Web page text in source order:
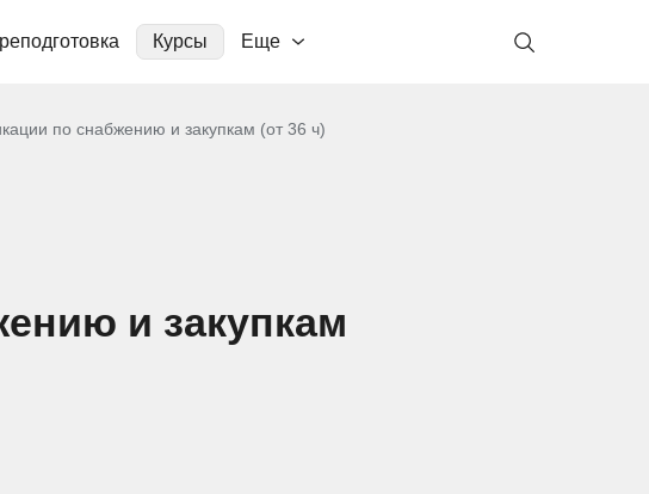
Курсы Еще
по снабжению и закупкам (от 36 ч)
и закупкам